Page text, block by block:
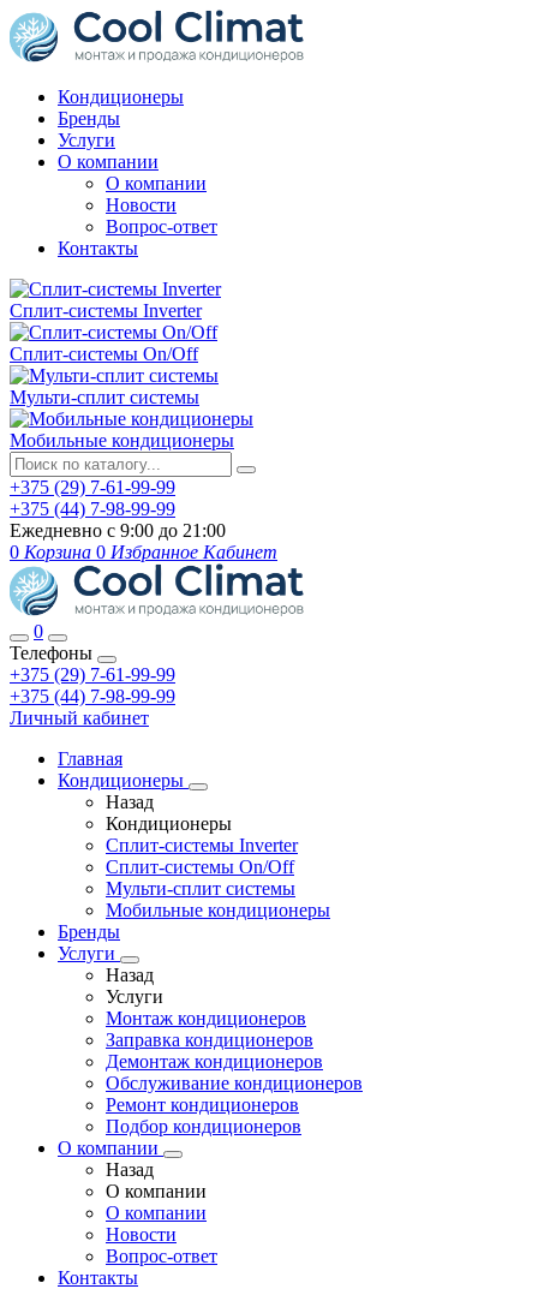
Кондиционеры
Бренды
Услуги
О компании
О компании
Новости
Вопрос-ответ
Контакты
Сплит-системы Inverter
Сплит-системы On/Off
Мульти-сплит системы
Мобильные кондиционеры
+375 (29) 7-61-99-99
+375 (44) 7-98-99-99
Ежедневно с 9:00 до 21:00
0 Корзина 0 Избранное Кабинет
0
Телефоны
+375 (29) 7-61-99-99
+375 (44) 7-98-99-99
Личный кабинет
Главная
Кондиционеры
Назад
Кондиционеры
Сплит-системы Inverter
Сплит-системы On/Off
Мульти-сплит системы
Мобильные кондиционеры
Бренды
Услуги
Назад
Услуги
Монтаж кондиционеров
Заправка кондиционеров
Демонтаж кондиционеров
Обслуживание кондиционеров
Ремонт кондиционеров
Подбор кондиционеров
О компании
Назад
О компании
О компании
Новости
Вопрос-ответ
Контакты